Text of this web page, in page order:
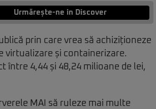
Urmărește-ne in Discover
prin care vrea să achiziționeze
virtualizare și containerizare.
între 4,44 și 48,24 milioane de lei,
MAI să ruleze mai multe